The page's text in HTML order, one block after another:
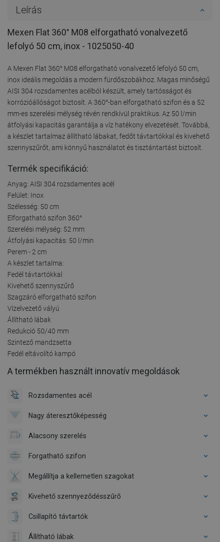
Leírás
Mexen Flat 360° M08 elforgatható vonalvezető
lefolyó 50 cm, inox - 1025050-40
A Mexen Flat 360° M08 elforgatható vonalvezető lefolyó 50 cm,
inox ideális megoldás a modern fürdőszobákhoz. Magas minőségű
AISI 304 rozsdamentes acélból készült, amely tartósságot és
korrózióállóságot biztosít. A 360°-ban elforgatható szifon és a 52
mm-es szerelési mélység révén rendkívül praktikus. Az 50 l/min
átfolyási kapacitás garantálja a víz hatékony elvezetését. Továbbá,
a készlet tartalmaz állítható lábakat, fedőt távtartókkal és kivehető
szennyszűrőt, ami könnyű használatot és tisztántartást biztosít.
Termék specifikáció:
Anyag: AISI 304 rozsdamentes acél
Felület: Inox
Szélesség: 50 cm
Elforgatható szifon 360°
Szerelési mélység: 52 mm
Átfolyási kapacitás: 50 l/min
Perem - 2 cm
A készlet tartalma:
Fedél távtartókkal
Kivehető szennyszűrő
Szagzáró elforgatható szifon
Vízelvezető vályú
Állítható lábak
Redukció 50/40 mm
Szintező mandzsetta
Fedél eltávolító kampó
A termékben használt innovatív megoldások
Rozsdamentes acél
Nagy áteresztőképesség
Alacsony szerelés
Forgatható szifon
Megállítja a kellemetlen szagokat
Kivehető szennyeződésszűrő
Csillapító távtartók
Állítható lábak